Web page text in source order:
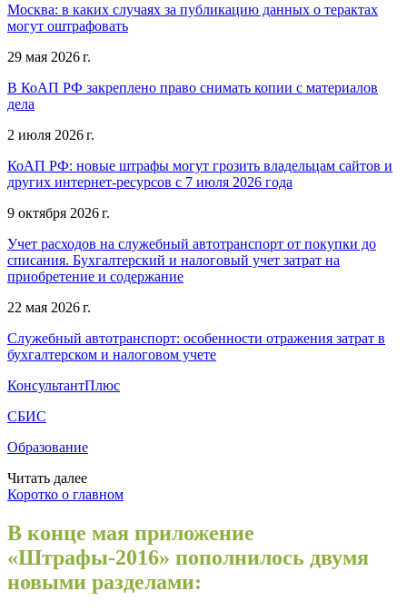
Москва: в каких случаях за публикацию данных о терактах
могут оштрафовать
29 мая 2026 г.
В КоАП РФ закреплено право снимать копии с материалов
дела
2 июля 2026 г.
КоАП РФ: новые штрафы могут грозить владельцам сайтов и
других интернет-ресурсов с 7 июля 2026 года
9 октября 2026 г.
Учет расходов на служебный автотранспорт от покупки до
списания. Бухгалтерский и налоговый учет затрат на
приобретение и содержание
22 мая 2026 г.
Служебный автотранспорт: особенности отражения затрат в
бухгалтерском и налоговом учете
КонсультантПлюс
СБИС
Образование
Читать далее
Коротко о главном
В конце мая приложение
«Штрафы-2016» пополнилось двумя
новыми разделами: